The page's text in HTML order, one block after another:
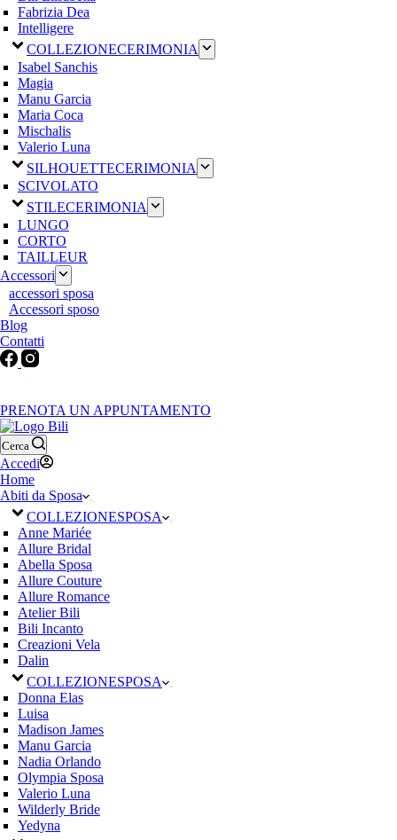
Fabrizia Dea
Intelligere
COLLEZIONECERIMONIA
Isabel Sanchis
Magia
Manu Garcia
Maria Coca
Mischalis
Valerio Luna
SILHOUETTECERIMONIA
SCIVOLATO
STILECERIMONIA
LUNGO
CORTO
TAILLEUR
Accessori
accessori sposa
Accessori sposo
Blog
Contatti
PRENOTA UN APPUNTAMENTO
Cerca
Accedi
Home
Abiti da Sposa
COLLEZIONESPOSA
Anne Mariée
Allure Bridal
Abella Sposa
Allure Couture
Allure Romance
Atelier Bili
Bili Incanto
Creazioni Vela
Dalin
COLLEZIONESPOSA
Donna Elas
Luisa
Madison James
Manu Garcia
Nadia Orlando
Olympia Sposa
Valerio Luna
Wilderly Bride
Yedyna